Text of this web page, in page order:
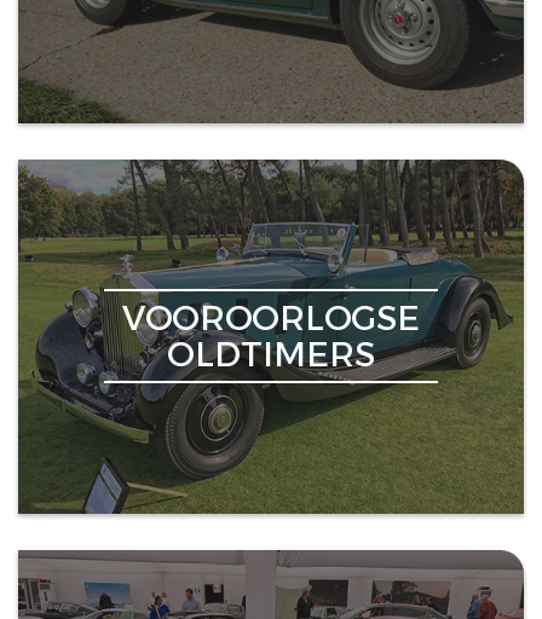
VOOROORLOGSE
OLDTIMERS